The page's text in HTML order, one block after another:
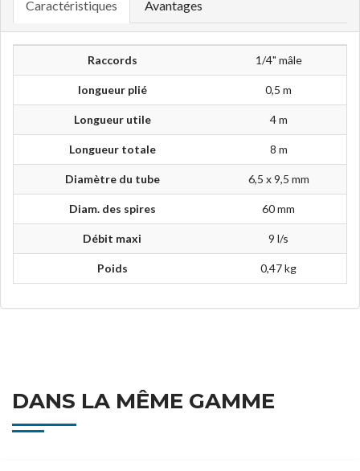
Caractéristiques Avantages
Raccords 1/4" mâle
longueur plié 0,5 m
Longueur utile 4 m
Longueur totale 8 m
Diamètre du tube 6,5 x 9,5 mm
Diam. des spires 60 mm
Débit maxi 9 l/s
Poids 0,47 kg
DANS LA MÊME GAMME